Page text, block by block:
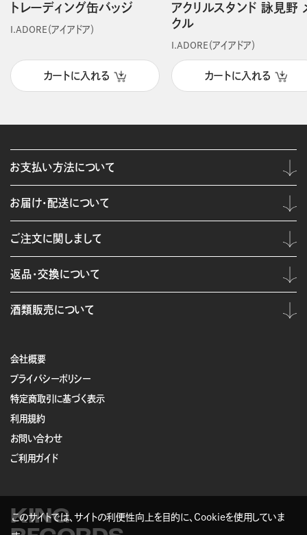
トレーディング缶バッジ
I.ADORE（アイアドア）
カートに入れる
アクリルスタンド 詠見野
クル
I.ADORE（アイアドア）
カートに入れる
会社概要
プライバシーポリシー
特定商取引に基づく表示
利用規約
お問い合わせ
ご利用ガイド
KING
お支払い方法について
お届け・配送について
ご注文に関しまして
返品・交換について
酒類販売について
このサイトでは、サイトの利便性向上を目的に、Cookieを使用していま